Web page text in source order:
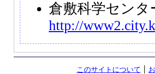
倉敷科学センタ
http://
このサイトについて